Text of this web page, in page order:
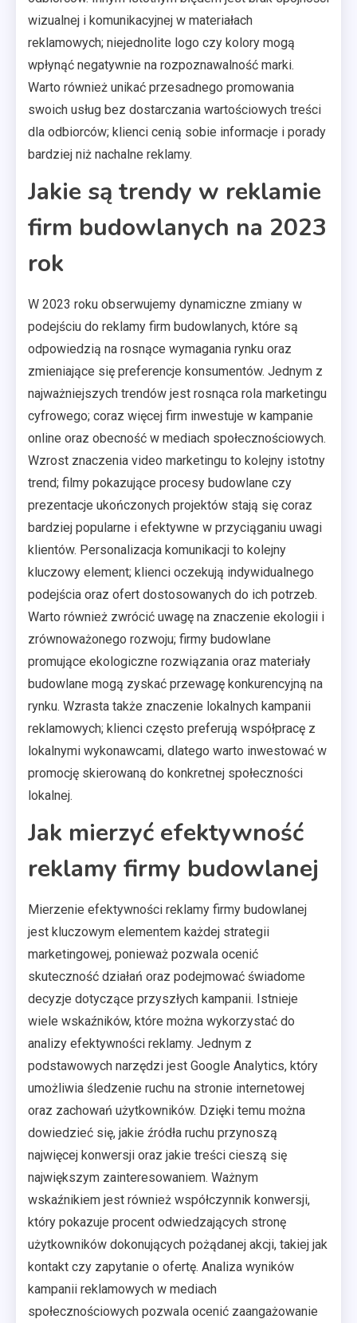
wizualnej i komunikacyjnej w materiałach
reklamowych; niejednolite logo czy kolory mogą
wpłynąć negatywnie na rozpoznawalność marki.
Warto również unikać przesadnego promowania
swoich usług bez dostarczania wartościowych treści
dla odbiorców; klienci cenią sobie informacje i porady
bardziej niż nachalne reklamy.
Jakie są trendy w reklamie
firm budowlanych na 2023
rok
W 2023 roku obserwujemy dynamiczne zmiany w
podejściu do reklamy firm budowlanych, które są
odpowiedzią na rosnące wymagania rynku oraz
zmieniające się preferencje konsumentów. Jednym z
najważniejszych trendów jest rosnąca rola marketingu
cyfrowego; coraz więcej firm inwestuje w kampanie
online oraz obecność w mediach społecznościowych.
Wzrost znaczenia video marketingu to kolejny istotny
trend; filmy pokazujące procesy budowlane czy
prezentacje ukończonych projektów stają się coraz
bardziej popularne i efektywne w przyciąganiu uwagi
klientów. Personalizacja komunikacji to kolejny
kluczowy element; klienci oczekują indywidualnego
podejścia oraz ofert dostosowanych do ich potrzeb.
Warto również zwrócić uwagę na znaczenie ekologii i
zrównoważonego rozwoju; firmy budowlane
promujące ekologiczne rozwiązania oraz materiały
budowlane mogą zyskać przewagę konkurencyjną na
rynku. Wzrasta także znaczenie lokalnych kampanii
reklamowych; klienci często preferują współpracę z
lokalnymi wykonawcami, dlatego warto inwestować w
promocję skierowaną do konkretnej społeczności
lokalnej.
Jak mierzyć efektywność
reklamy firmy budowlanej
Mierzenie efektywności reklamy firmy budowlanej
jest kluczowym elementem każdej strategii
marketingowej, ponieważ pozwala ocenić
skuteczność działań oraz podejmować świadome
decyzje dotyczące przyszłych kampanii. Istnieje
wiele wskaźników, które można wykorzystać do
analizy efektywności reklamy. Jednym z
podstawowych narzędzi jest Google Analytics, który
umożliwia śledzenie ruchu na stronie internetowej
oraz zachowań użytkowników. Dzięki temu można
dowiedzieć się, jakie źródła ruchu przynoszą
najwięcej konwersji oraz jakie treści cieszą się
największym zainteresowaniem. Ważnym
wskaźnikiem jest również współczynnik konwersji,
który pokazuje procent odwiedzających stronę
użytkowników dokonujących pożądanej akcji, takiej jak
kontakt czy zapytanie o ofertę. Analiza wyników
kampanii reklamowych w mediach
społecznościowych pozwala ocenić zaangażowanie